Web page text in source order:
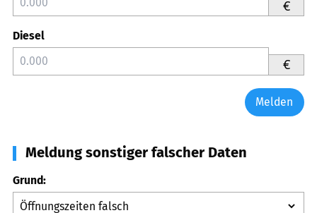
€
Diesel
€
Melden
Meldung sonstiger falscher Daten
Grund: